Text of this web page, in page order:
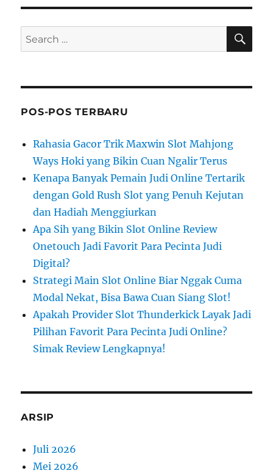
Search
for:
POS-POS TERBARU
Rahasia Gacor Trik Maxwin Slot Mahjong
Ways Hoki yang Bikin Cuan Ngalir Terus
Kenapa Banyak Pemain Judi Online Tertarik
dengan Gold Rush Slot yang Penuh Kejutan
dan Hadiah Menggiurkan
Apa Sih yang Bikin Slot Online Review
Onetouch Jadi Favorit Para Pecinta Judi
Digital?
Strategi Main Slot Online Biar Nggak Cuma
Modal Nekat, Bisa Bawa Cuan Siang Slot!
Apakah Provider Slot Thunderkick Layak Jadi
Pilihan Favorit Para Pecinta Judi Online?
Simak Review Lengkapnya!
ARSIP
Juli 2026
Mei 2026